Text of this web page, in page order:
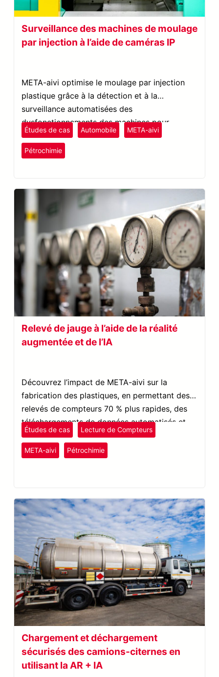
Surveillance des machines de moulage
par injection à l’aide de caméras IP
META-aivi optimise le moulage par injection
plastique grâce à la détection et à la
surveillance automatisées des
dysfonctionnements des machines pour
améliorer l’efficacité, réduire les temps d’arrêt
et réduire les coûts.
Études de cas Automobile META-aivi
Pétrochimie
Relevé de jauge à l’aide de la réalité
augmentée et de l’IA
Découvrez l’impact de META-aivi sur la
fabrication des plastiques, en permettant des
relevés de compteurs 70 % plus rapides, des
téléchargements de données automatisés et
des erreurs de lecture de compteurs réduites.
Études de cas Lecture de Compteurs
META-aivi Pétrochimie
Chargement et déchargement
sécurisés des camions-citernes en
utilisant la AR + IA